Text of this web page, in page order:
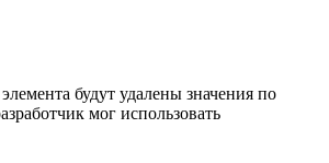
будут удалены значения по
мог использовать